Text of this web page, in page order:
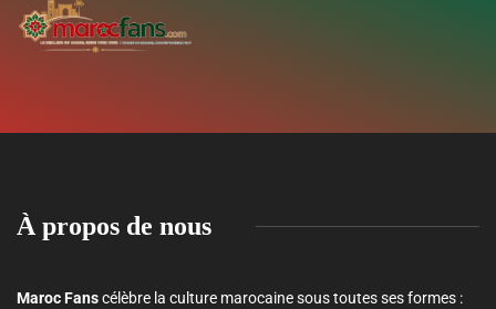
À propos de nous
Maroc Fanscélèbre la culture marocaine sous toutes ses formes :